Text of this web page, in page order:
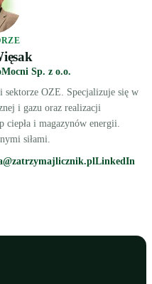
Sp. z o.o.
sektorze OZE. Specjalizuje się w
i gazu oraz realizacji
i magazynów energii.
siłami.
LinkedIn